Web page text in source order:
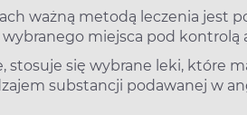
ważną metodą leczenia jest
miejsca pod kontrolą
stosuje się wybrane leki, które
substancji podawanej w